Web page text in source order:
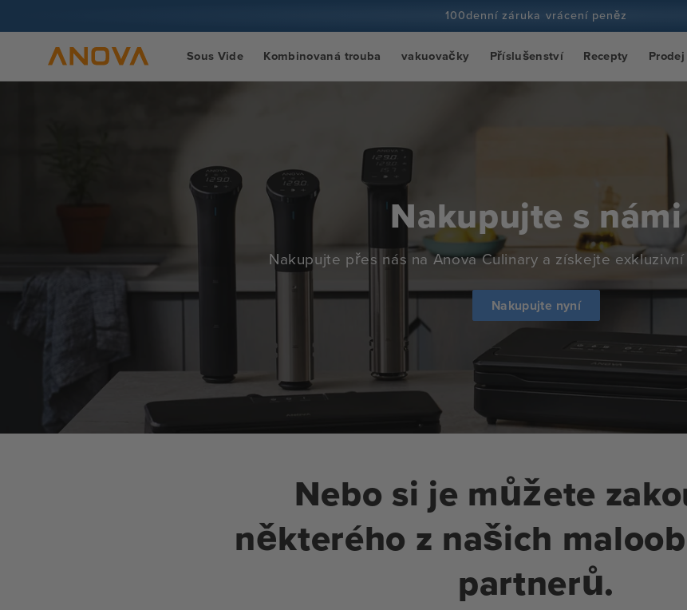
100denní záruka vrácení peněz
Více než 100 milionů kuchařů a stále více
Sous Vide Kombinovaná trouba vakuovačky Příslušenství Recepty Prodej
Nakupujte s námi
Nakupujte přes nás na Anova Culinary a získejte
Nakupujte nyní
Nebo si je můžete
některého z našich
partnerů.